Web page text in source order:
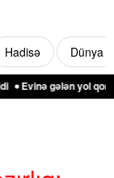
Hadisə Dünya
Evinə gələn yol